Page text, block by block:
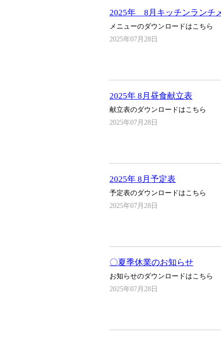
2025年 8月キッチンランチ
メニューのダウンロードはこちら
2025年07月28日
2025年 8月昼食献立表
献立表のダウンロードはこちら
2025年07月28日
2025年 8月予定表
予定表のダウンロードはこちら
2025年07月28日
〇夏季休業のお知らせ
お知らせのダウンロードはこちら
2025年07月28日